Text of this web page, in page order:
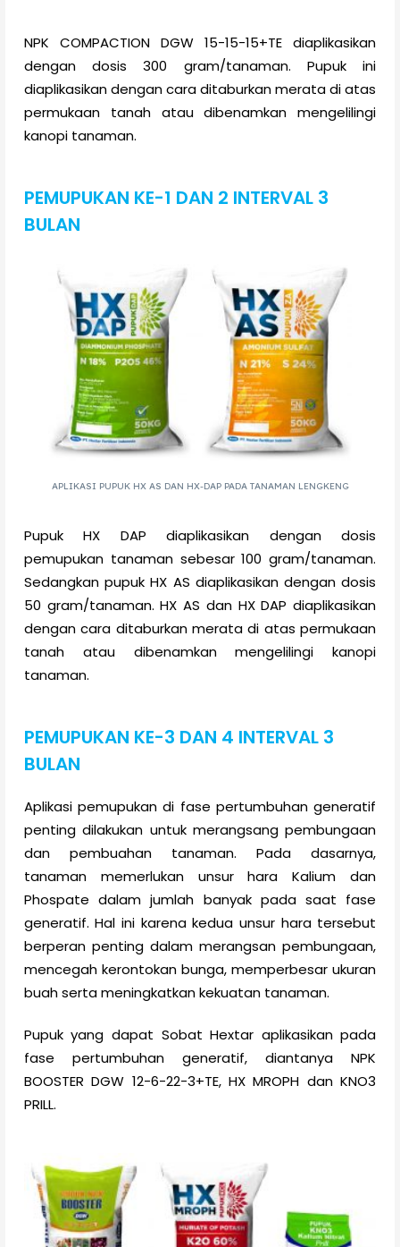
NPK COMPACTION DGW 15-15-15+TE diaplikasikan
dengan dosis 300 gram/tanaman. Pupuk ini
diaplikasikan dengan cara ditaburkan merata di atas
permukaan tanah atau dibenamkan mengelilingi
kanopi tanaman.
PEMUPUKAN KE-1 DAN 2 INTERVAL 3
BULAN
APLIKASI PUPUK HX AS DAN HX-DAP PADA TANAMAN LENGKENG
Pupuk HX DAP diaplikasikan dengan dosis
pemupukan tanaman sebesar 100 gram/tanaman.
Sedangkan pupuk HX AS diaplikasikan dengan dosis
50 gram/tanaman. HX AS dan HX DAP diaplikasikan
dengan cara ditaburkan merata di atas permukaan
tanah atau dibenamkan mengelilingi kanopi
tanaman.
PEMUPUKAN KE-3 DAN 4 INTERVAL 3
BULAN
Aplikasi pemupukan di fase pertumbuhan generatif
penting dilakukan untuk merangsang pembungaan
dan pembuahan tanaman. Pada dasarnya,
tanaman memerlukan unsur hara Kalium dan
Phospate dalam jumlah banyak pada saat fase
generatif. Hal ini karena kedua unsur hara tersebut
berperan penting dalam merangsan pembungaan,
mencegah kerontokan bunga, memperbesar ukuran
buah serta meningkatkan kekuatan tanaman.
Pupuk yang dapat Sobat Hextar aplikasikan pada
fase pertumbuhan generatif, diantanya NPK
BOOSTER DGW 12-6-22-3+TE, HX MROPH dan KNO3
PRILL.